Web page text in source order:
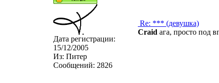
Дата регистрации:
15/12/2005
Из: Питер
Сообщений: 2826
Re: *** (девушка)
Craid ага, просто под